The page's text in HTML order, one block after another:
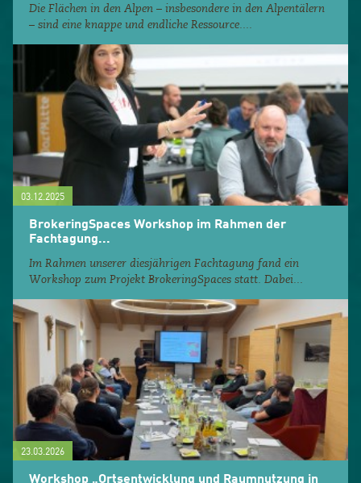
Die Flächen in den Alpen – insbesondere in den Alpentälern
– sind eine knappe und endliche Ressource....
03.12.2025
BrokeringSpaces Workshop im Rahmen der
Fachtagung...
Im Rahmen unserer diesjährigen Fachtagung fand ein
Workshop zum Projekt BrokeringSpaces statt. Dabei...
23.03.2026
Workshop „Ortsentwicklung und Raumnutzung in